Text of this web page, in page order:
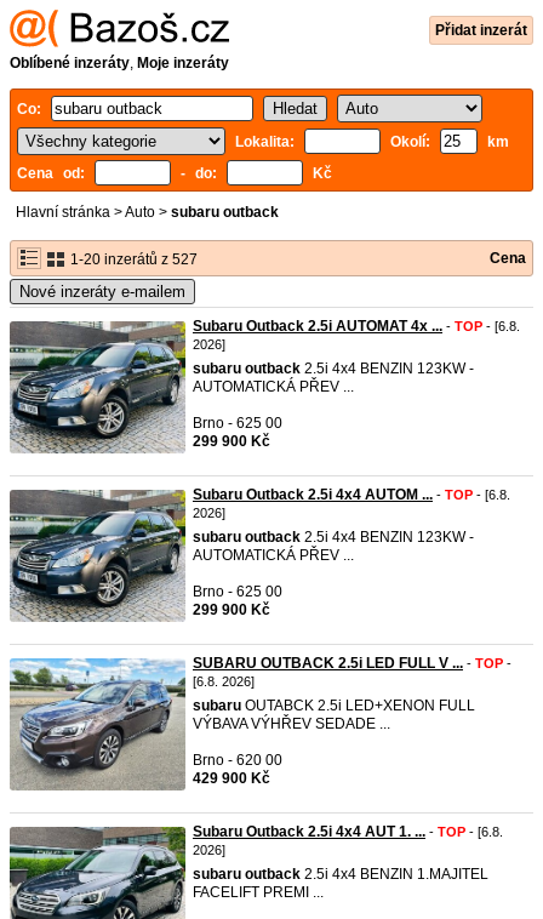
Přidat inzerát
Oblíbené inzeráty, Moje inzeráty
Co:
Lokalita:
Okolí:
km
Cena od:
- do: Kč
Hlavní stránka >Auto > subaru outback
1-20 inzerátů z 527 Cena
Nové inzeráty e-mailem
Subaru Outback 2.5i AUTOMAT 4x ... - TOP - [6.8.
2026]
subaru outback 2.5i 4x4 BENZIN 123KW -
AUTOMATICKÁ PŘEV ...
Brno - 625 00
299 900 Kč
Subaru Outback 2.5i 4x4 AUTOM ... - TOP - [6.8.
2026]
subaru outback 2.5i 4x4 BENZIN 123KW -
AUTOMATICKÁ PŘEV ...
Brno - 625 00
299 900 Kč
SUBARU OUTBACK 2.5i LED FULL V ... - TOP -
[6.8. 2026]
subaru OUTABCK 2.5i LED+XENON FULL
VÝBAVA VÝHŘEV SEDADE ...
Brno - 620 00
429 900 Kč
Subaru Outback 2.5i 4x4 AUT 1. ... - TOP - [6.8.
2026]
subaru outback 2.5i 4x4 BENZIN 1.MAJITEL
FACELIFT PREMI ...